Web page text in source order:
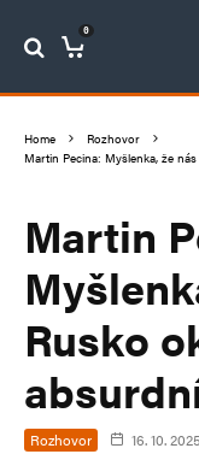
0
Home
Rozhovor
Martin Pecina: Myšlenka, že
Martin
Rusko
Rozhovor 16. 10. 2025